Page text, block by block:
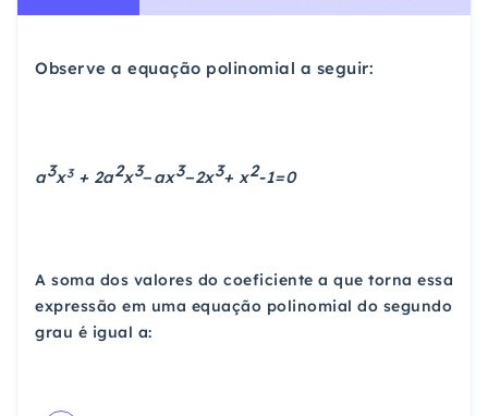
Observe a equação polinomial a seguir:
a3x3 + 2a2x3−ax3−2x3+ x2-1=0
A soma dos valores do coeficiente a que torna essa
expressão em uma equação polinomial do segundo
grau é igual a: